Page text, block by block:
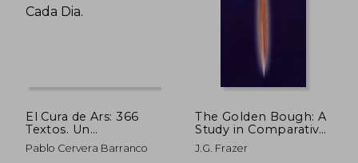
El Cura de Ars: 366
Textos. Un
Pensamiento Para
Cada Dia.
Pablo Cervera Barranco
The Golden Bough: A
Study in Comparative
Religion (Canongate
Classics) (en Inglés)
J.G. Frazer